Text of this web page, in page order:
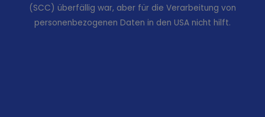
(SCC) überfällig war, aber für die Verarbeitung von
personenbezogenen Daten in den USA nicht hilft.